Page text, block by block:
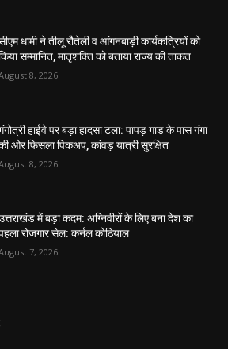
धामी ने तीलू रौतेली व आंगनबाड़ी कार्यकत्रियों को
सम्मानित, मातृशक्ति को बताया राज्य की ताकत
8, 2026
हाईवे पर बड़ा हादसा टला: पापड़ गाड के पास गंगा
ओर फिसला पिकअप, कांवड़ यात्री सुरक्षित
8, 2026
में बड़ा कदम: अग्निवीरों के लिए बना देश का
रोजगार सेल: कर्नल कोठियाल
7, 2026